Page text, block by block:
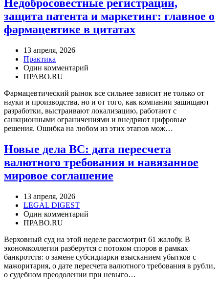
Недобросовестные регистрации,
защита патента и маркетинг: главное о
фармацевтике в цитатах
13 апреля, 2026
Практика
Один комментарий
ПРАВО.RU
Фармацевтический рынок все сильнее зависит не только от
науки и производства, но и от того, как компании защищают
разработки, выстраивают локализацию, работают с
санкционными ограничениями и внедряют цифровые
решения. Ошибка на любом из этих этапов мож…
Новые дела ВС: дата пересчета
валютного требования и навязанное
мировое соглашение
13 апреля, 2026
LEGAL DIGEST
Один комментарий
ПРАВО.RU
Верховный суд на этой неделе рассмотрит 61 жалобу. В
экономколлегии разберутся с потоком споров в рамках
банкротств: о замене субсидиарки взысканием убытков с
мажоритария, о дате пересчета валютного требования в рубли,
о судебном преодолении при невыго…